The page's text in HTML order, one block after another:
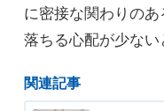
に密接な関わりの
落ちる心配が少ない
関連記事